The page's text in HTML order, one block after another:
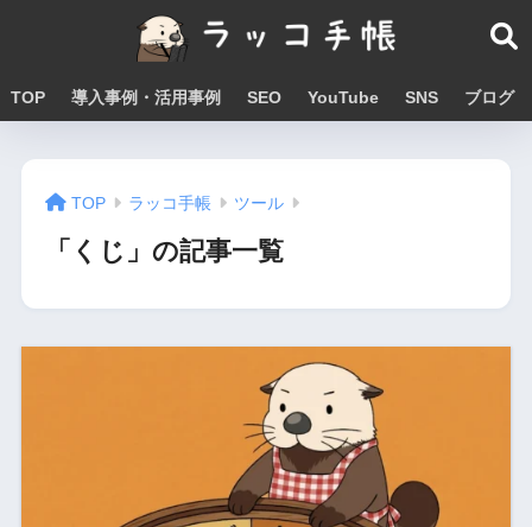
TOP 導入事例・活用事例 SEO YouTube SNS ブログ
TOP ラッコ手帳 ツール
「くじ」の記事一覧